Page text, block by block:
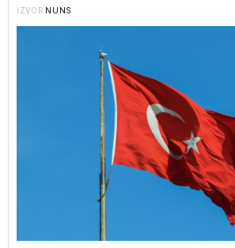
Informer
IZVOR NUNS